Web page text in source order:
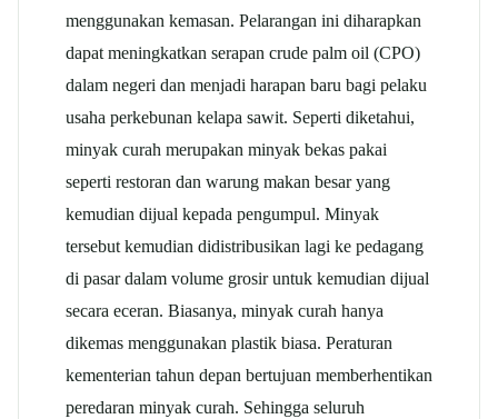
menggunakan kemasan. Pelarangan ini diharapkan
dapat meningkatkan serapan crude palm oil (CPO)
dalam negeri dan menjadi harapan baru bagi pelaku
usaha perkebunan kelapa sawit. Seperti diketahui,
minyak curah merupakan minyak bekas pakai
seperti restoran dan warung makan besar yang
kemudian dijual kepada pengumpul. Minyak
tersebut kemudian didistribusikan lagi ke pedagang
di pasar dalam volume grosir untuk kemudian dijual
secara eceran. Biasanya, minyak curah hanya
dikemas menggunakan plastik biasa. Peraturan
kementerian tahun depan bertujuan memberhentikan
peredaran minyak curah. Sehingga seluruh